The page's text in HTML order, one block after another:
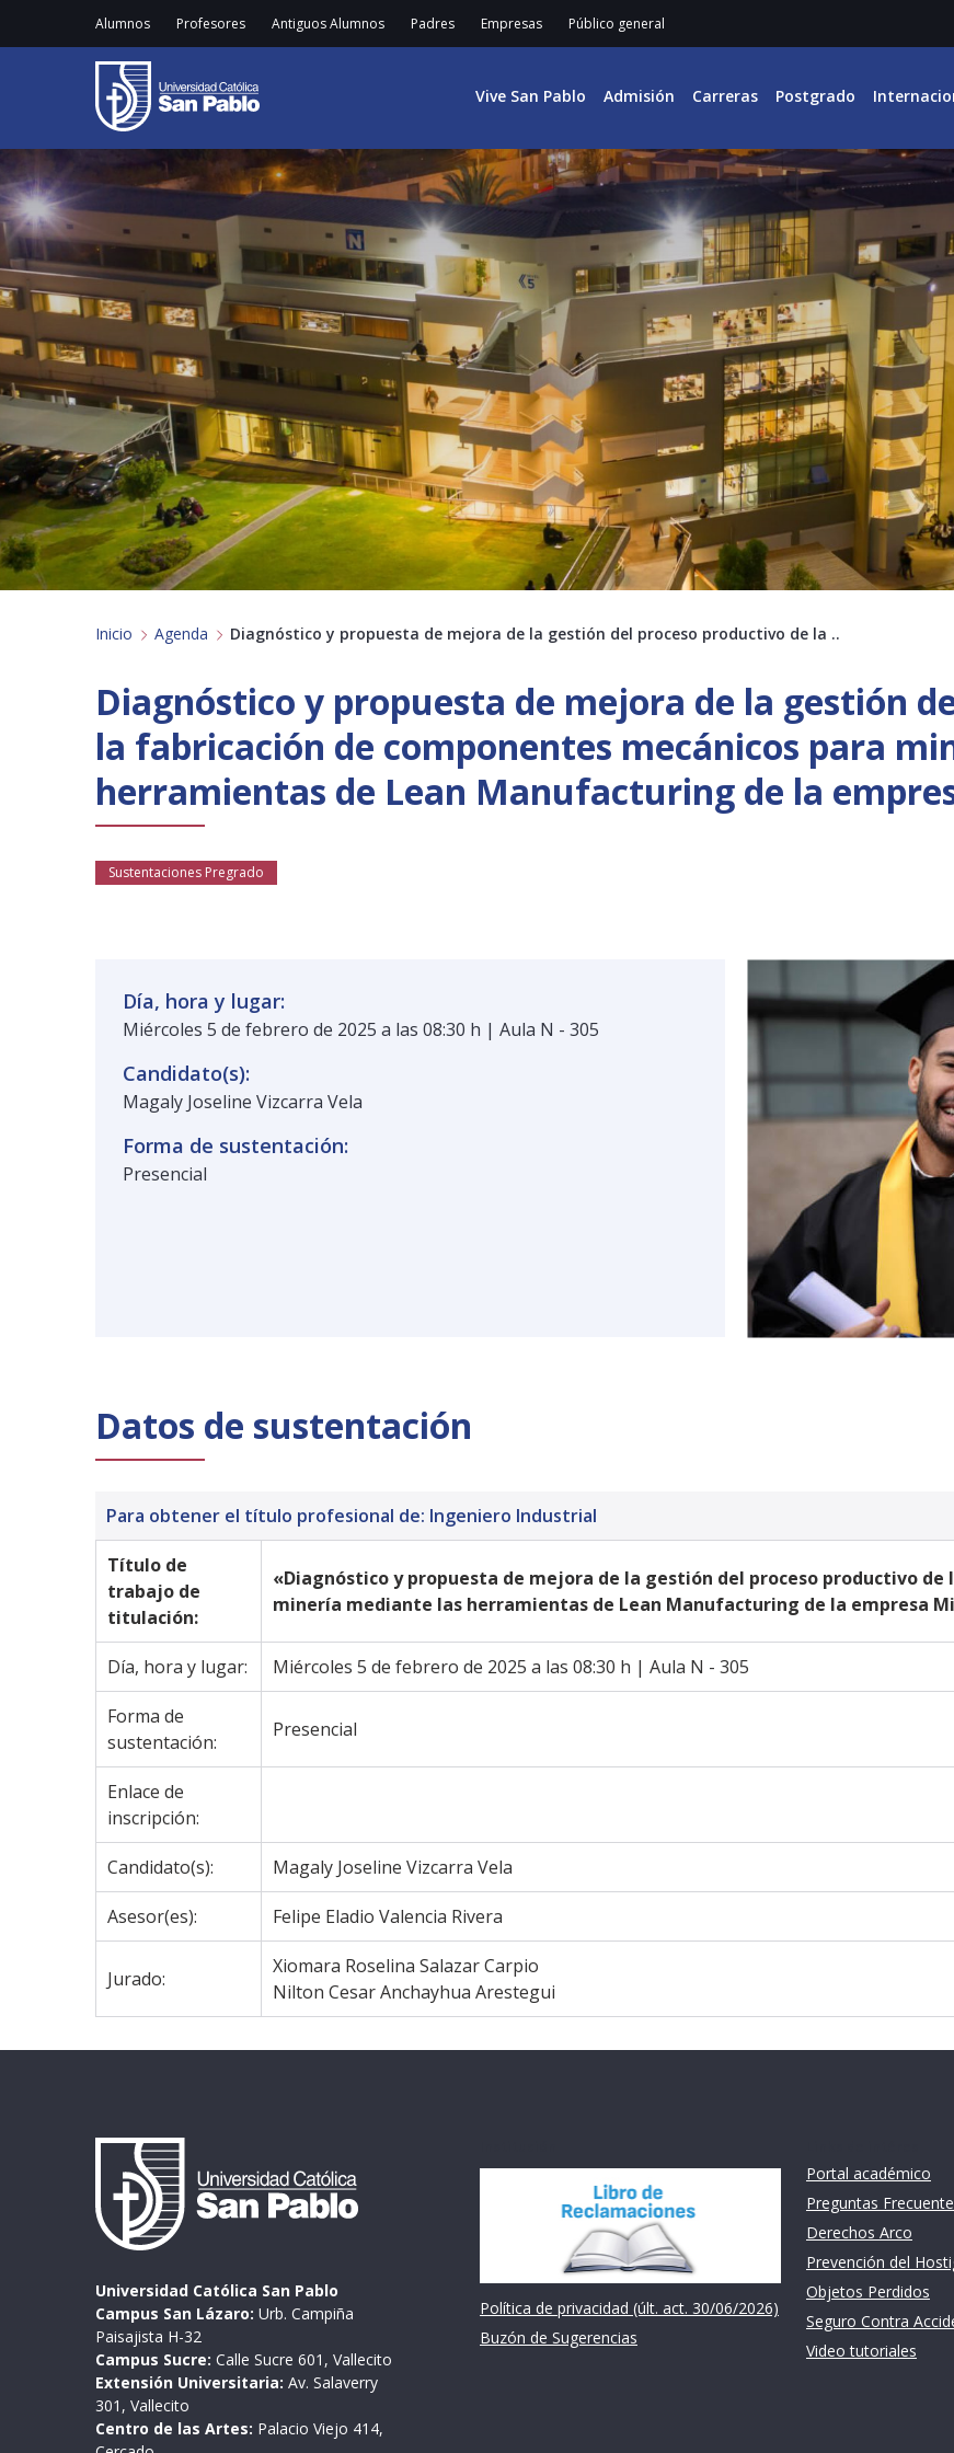
Alumnos Profesores Antiguos Alumnos Padres Empresas Público general
Vive San Pablo Admisión Carreras Postgrado
Inicio Agenda Diagnóstico y propuesta de mejora de la gestión del proceso productivo de la ..
Diagnóstico y propuesta de mejora de la gestión
la fabricación de componentes mecánicos para
herramientas de Lean Manufacturing de la
Sustentaciones Pregrado
Día, hora y lugar:
Miércoles 5 de febrero de 2025 a las 08:30 h | Aula N - 305
Candidato(s):
Magaly Joseline Vizcarra Vela
Forma de sustentación:
Presencial
Datos de sustentación
Para obtener el título profesional de: Ingeniero Industrial
Título de
trabajo de
titulación:
«Diagnóstico y propuesta de mejora de la gestión del proceso productivo
minería mediante las herramientas de Lean Manufacturing de la empresa
Día, hora y lugar: Miércoles 5 de febrero de 2025 a las 08:30 h | Aula N - 305
Forma de
sustentación:
Presencial
Enlace de
inscripción:
Candidato(s): Magaly Joseline Vizcarra Vela
Asesor(es): Felipe Eladio Valencia Rivera
Jurado:
Xiomara Roselina Salazar Carpio
Nilton Cesar Anchayhua Arestegui
Universidad Católica San Pablo
Campus San Lázaro: Urb. Campiña
Paisajista H-32
Campus Sucre: Calle Sucre 601, Vallecito
Extensión Universitaria: Av. Salaverry
301, Vallecito
Centro de las Artes: Palacio Viejo 414,
Política de privacidad (últ. act. 30/06/2026)
Buzón de Sugerencias
Portal académico
Preguntas
Derechos Arco
Prevención del
Objetos Perdidos
Seguro Contra
Video tutoriales